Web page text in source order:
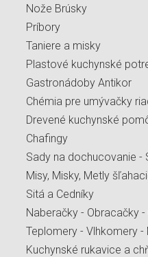
Nože Brúsky
Príbory
Taniere a misky
Plastové kuchynské
Gastronádoby Antikor
Chémia pre umývačky
Drevené kuchynské
Chafingy
Sady na dochucovanie -
Misy, Misky, Metly
Sitá a Cedníky
Naberačky - Obracačky
Teplomery - Vlhkomery -
Kuchynské rukavice a